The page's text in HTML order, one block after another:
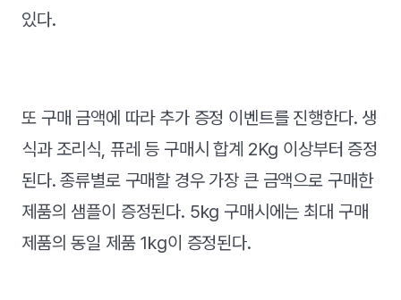
있다.
또 구매 금액에 따라 추가 증정 이벤트를 진행한다. 생
식과 조리식, 퓨레 등 구매시 합계 2Kg 이상부터 증정
된다. 종류별로 구매할 경우 가장 큰 금액으로 구매한
제품의 샘플이 증정된다. 5kg 구매시에는 최대 구매
제품의 동일 제품 1kg이 증정된다.